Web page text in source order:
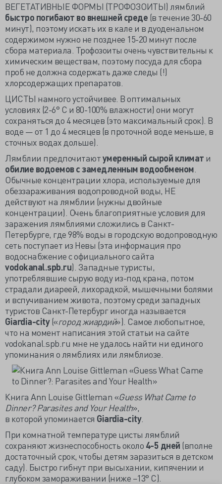
ВЕГЕТАТИВНЫЕ ФОРМЫ (ТРОФОЗОИТЫ) лямблий
быстро погибают во внешней среде (в течение 30-60
минут), поэтому искать их в кале и в дуоденальном
содержимом нужно не позднее 15-20 минут после
сбора материала. Трофозоиты очень чувствительны к
химическим веществам, поэтому посуда для сбора
проб не должна содержать даже следы (!)
хлорсодержащих препаратов.
ЦИСТЫ намного устойчивее. В оптимальных
условиях (2-6° С и 80-100% влажности) они могут
сохраняться до 4 месяцев (это максимальный срок). В
воде — от 1 до 4 месяцев (в проточной воде меньше, в
сточных водах дольше).
Лямблии предпочитаютумеренный сырой климат и
обилие водоемов с замедленным водообменом
Обычные концентрации хлора, используемые для
обеззараживания водопроводной воды, НЕ
действуют на лямблии (нужны двойные
концентрации). Очень благоприятные условия для
заражения лямблиями сложились в Санкт-
Петербурге, где 98% воды в городскую водопроводную
сеть поступает из Невы (эта информация про
водоснабжение с официального сайта
vodokanal.spb.ru). Западные туристы,
употреблявшие сырую воду из-под крана, потом
страдали диареей, лихорадкой, мышечными болями
и вспучиванием живота, поэтому среди западных
туристов Санкт-Петербург иногда называется
Giardia-city(«город жиардий»). Самое любопытное,
что на момент написания этой статьи на сайте
vodokanal.spb.ru мне не удалось найти ни единого
упоминания о лямблиях или лямблиозе.
Книга Ann Louise Gittleman «Guess What Came to
Dinner? Parasites and Your Health»,
в которой упоминается Giardia-city.
При комнатной температуре цисты лямблий
сохраняют жизнеспособность около 4-5 дней (вполне
достаточный срок, чтобы детям заразиться в детском
саду). Быстро гибнут при высыхании, кипячении и
глубоком замораживании (ниже −13° C).